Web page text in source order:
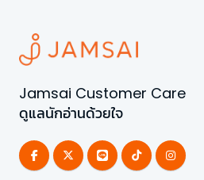
Jamsai Customer Care
ดูแลนักอ่านด้วยใจ